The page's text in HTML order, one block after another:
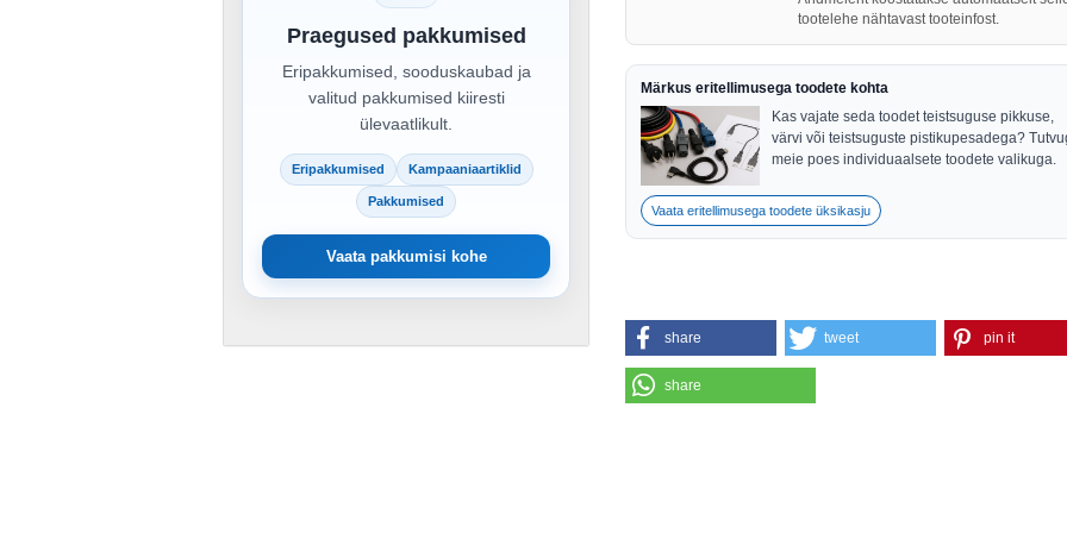
tootelehe nähtavast tooteinfost.
Märkus eritellimusega toodete kohta
Kas vajate seda toodet teistsuguse pikkuse,
värvi või teistsuguste pistikupesadega?
meie poes individuaalsete toodete valikuga.
Vaata eritellimusega toodete üksikasju
share tweet pin it
share
Praegused pakkumised
Eripakkumised, sooduskaubad ja
valitud pakkumised kiiresti
ülevaatlikult.
Eripakkumised Kampaaniaartiklid
Pakkumised
Vaata pakkumisi kohe